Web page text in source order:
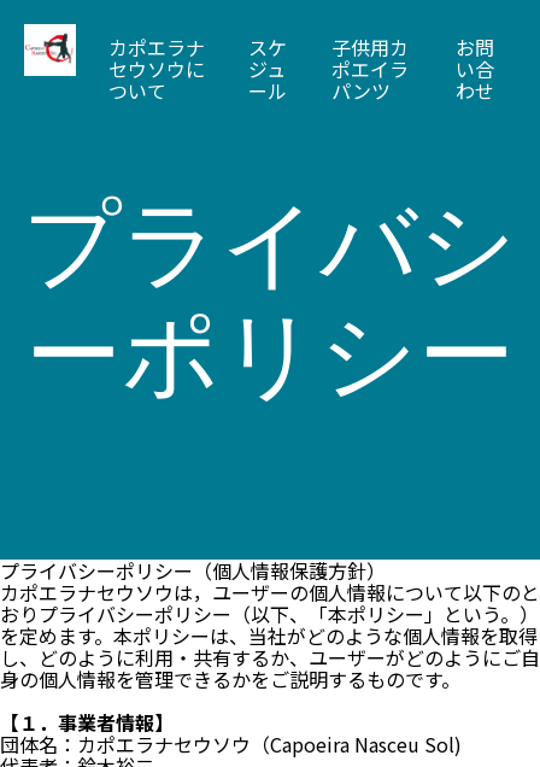
カポエラナ
セウソウに
ついて
スケ
ジュ
ール
子供用カ
ポエイラ
パンツ
お問
い合
わせ
プライバシ
ーポリシー
プライバシーポリシー（個人情報保護方針）
カポエラナセウソウは，ユーザーの個人情報について以下のと
おりプライバシーポリシー（以下、「本ポリシー」という。）
を定めます。本ポリシーは、当社がどのような個人情報を取得
し、どのように利用・共有するか、ユーザーがどのようにご自
身の個人情報を管理できるかをご説明するものです。
【１．事業者情報】
団体名：カポエラナセウソウ（Capoeira Nasceu Sol)